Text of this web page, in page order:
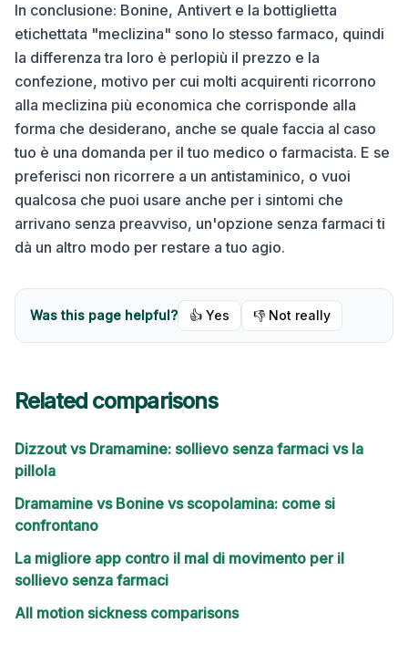
In conclusione: Bonine, Antivert e la bottiglietta
etichettata "meclizina" sono lo stesso farmaco, quindi
la differenza tra loro è perlopiù il prezzo e la
confezione, motivo per cui molti acquirenti ricorrono
alla meclizina più economica che corrisponde alla
forma che desiderano, anche se quale faccia al caso
tuo è una domanda per il tuo medico o farmacista. E se
preferisci non ricorrere a un antistaminico, o vuoi
qualcosa che puoi usare anche per i sintomi che
arrivano senza preavviso, un'opzione senza farmaci ti
dà un altro modo per restare a tuo agio.
Was this page helpful? 👍 Yes 👎 Not really
Related comparisons
Dizzout vs Dramamine: sollievo senza farmaci vs la
pillola
Dramamine vs Bonine vs scopolamina: come si
confrontano
La migliore app contro il mal di movimento per il
sollievo senza farmaci
All motion sickness comparisons